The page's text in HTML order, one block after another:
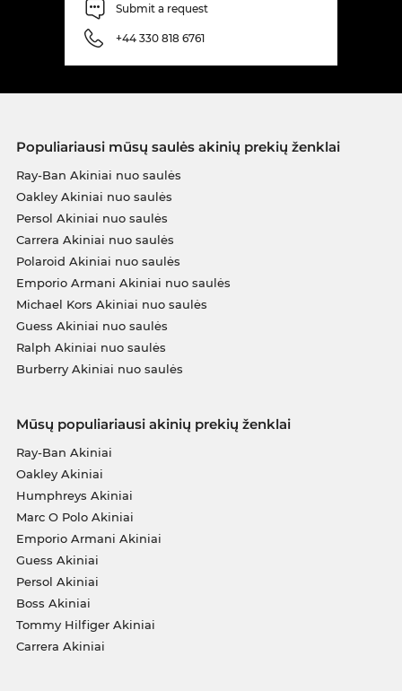
Submit a request
+44 330 818 6761
Populiariausi mūsų saulės akinių prekių ženklai
Ray-Ban Akiniai nuo saulės
Oakley Akiniai nuo saulės
Persol Akiniai nuo saulės
Carrera Akiniai nuo saulės
Polaroid Akiniai nuo saulės
Emporio Armani Akiniai nuo saulės
Michael Kors Akiniai nuo saulės
Guess Akiniai nuo saulės
Ralph Akiniai nuo saulės
Burberry Akiniai nuo saulės
Mūsų populiariausi akinių prekių ženklai
Ray-Ban Akiniai
Oakley Akiniai
Humphreys Akiniai
Marc O Polo Akiniai
Emporio Armani Akiniai
Guess Akiniai
Persol Akiniai
Boss Akiniai
Tommy Hilfiger Akiniai
Carrera Akiniai